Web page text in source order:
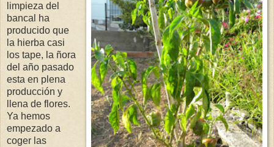
limpieza del
bancal ha
producido que
la hierba casi
los tape, la ñora
del año pasado
esta en plena
producción y
llena de flores.
Ya hemos
empezado a
coger las